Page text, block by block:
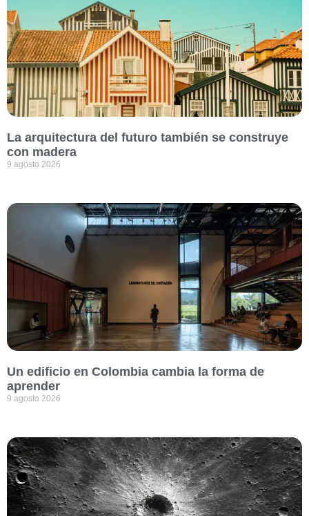
La arquitectura del futuro también se construye
con madera
9 agosto 2026
Un edificio en Colombia cambia la forma de
aprender
9 agosto 2026